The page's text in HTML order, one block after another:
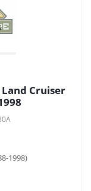
Cruiser
1998)